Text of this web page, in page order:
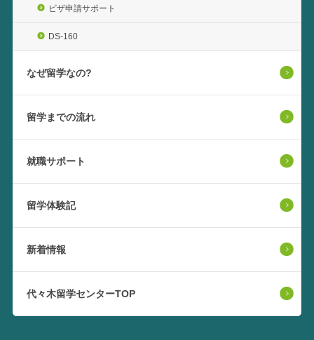
ビザ申請サポート
DS-160
なぜ留学なの?
留学までの流れ
就職サポート
留学体験記
新着情報
代々木留学センターTOP